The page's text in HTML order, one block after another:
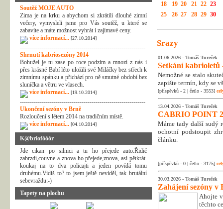
Soutěž MOJE AUTO
Zima je na krku a abychom si zkrátili dlouhé zimní
večery, vymysleli jsme pro Vás soutěž, u které se
zabavíte a máte možnost vyhrát i zajímavé ceny.
více informací... [27.10.2014]
---------------------------------------------------------------
Shrnutí kabriosezóny 2014
Bohužel je tu zase po roce podzim a mnozí z nás i
přes krásné Babí léto uložili své Miláčky bez střech k
zimnímu spánku a přichází pro ně smutné období bez
sluníčka a větru ve vlasech.
více informací... [19.10.2014]
---------------------------------------------------------------
Ukončení sezóny v Brně
Rozloučení s létem 2014 na tradičním místě.
více informací... [04.10.2014]
K@briofóóór
Jde cikan po silnici a tu ho přejede auto.Řidič
zabrzdí,couvne a znova ho přejede,znova, asi pětkrát.
koukaj na to dva policajti a jeden povídá tomu
druhému.Vidiš to? to jsem ještě neviděl, tak brutální
sebevraždu:-)
Tapety na plochu
18
19 20 21 22 23
25
26 27 28 29 30
Srazy
01.06.2026 - Tomáš Tureček
Setkání kabrioletů
Nemožné se stalo
zapište termín, kdy se
[příspěvků - 2 | četlo - 3553]
13.04.2026 - Tomáš Tureček
CABRIO POINT
Máme tady další sudý
ochotní podstoupit
článku.
[příspěvků - 0 | četlo - 3175]
30.03.2026 - Tomáš Tureček
Zahájení sezóny v
Ahojte
těchto